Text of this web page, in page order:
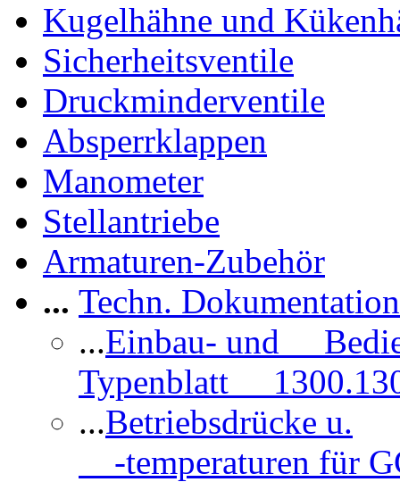
Kugelhähne und
Sicherheitsventile
Druckminderventile
Absperrklappen
Manometer
Stellantriebe
Armaturen-Zubehör
... Techn.
...Einbau- und
Typenblatt
...Betriebsdrücke u.
-temperaturen für